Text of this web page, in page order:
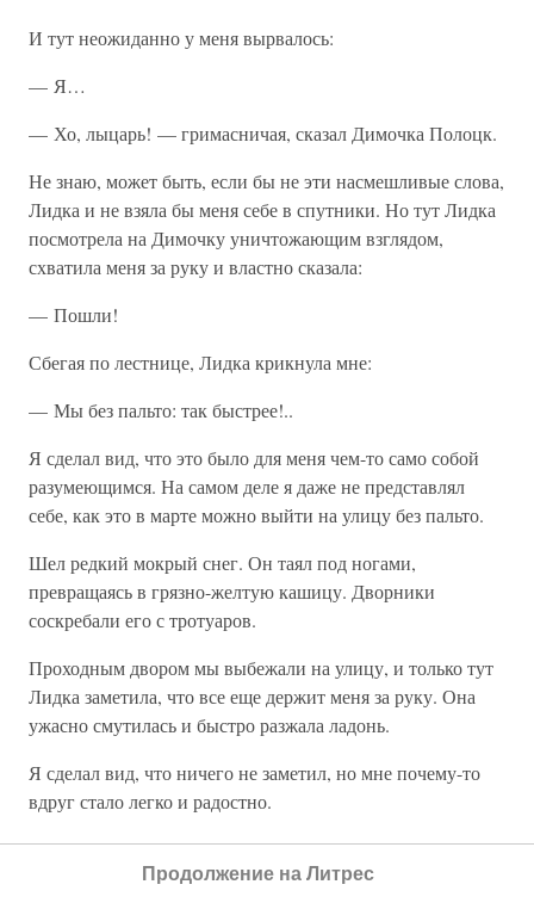
И тут неожиданно у меня вырвалось:
— Я…
— Хо, лыцарь! — гримасничая, сказал Димочка Полоцк.
Не знаю, может быть, если бы не эти насмешливые слова,
Лидка и не взяла бы меня себе в спутники. Но тут Лидка
посмотрела на Димочку уничтожающим взглядом,
схватила меня за руку и властно сказала:
— Пошли!
Сбегая по лестнице, Лидка крикнула мне:
— Мы без пальто: так быстрее!..
Я сделал вид, что это было для меня чем-то само собой
разумеющимся. На самом деле я даже не представлял
себе, как это в марте можно выйти на улицу без пальто.
Шел редкий мокрый снег. Он таял под ногами,
превращаясь в грязно-желтую кашицу. Дворники
соскребали его с тротуаров.
Проходным двором мы выбежали на улицу, и только тут
Лидка заметила, что все еще держит меня за руку. Она
ужасно смутилась и быстро разжала ладонь.
Я сделал вид, что ничего не заметил, но мне почему-то
вдруг стало легко и радостно.
Красивая легковая машина плавно развернулась и
проплыла мимо меня, почти коснувшись моего лица
Продолжение на Литрес